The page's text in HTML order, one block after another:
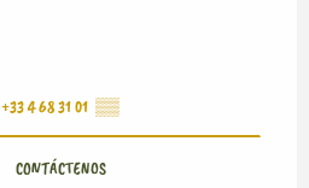
+33 4 68 31 01 ▒▒
CONTÁCTENOS